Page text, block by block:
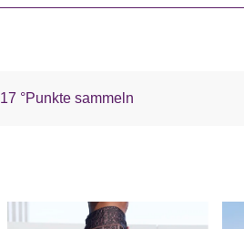
17 °Punkte sammeln